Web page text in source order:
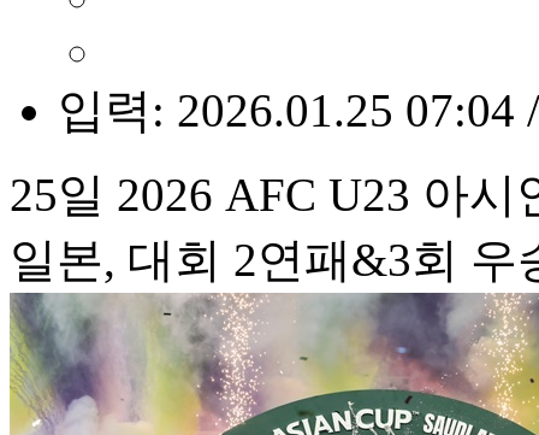
입력: 2026.01.25 07:04
25일 2026 AFC U23 아
일본, 대회 2연패&3회 우